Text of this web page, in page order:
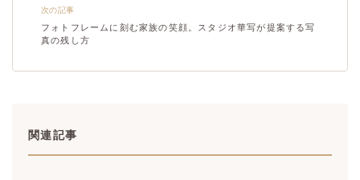
次の記事
フォトフレームに刻む家族の笑顔。スタジオ華写が提案する写
真の残し方
関連記事